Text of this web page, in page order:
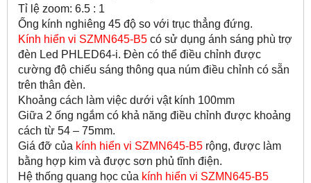
Tỉ lệ zoom: 6.5 : 1
Ống kính nghiêng 45 độ so với trục thẳng đứng.
Kính hiển vi SZMN645-B5 có sử dụng ánh sáng phù trợ
đèn Led PHLED64-i. Đèn có thể điều chỉnh được
cường độ chiếu sáng thông qua núm điều chỉnh có sẵn
trên thân đèn.
Khoảng cách làm việc dưới vật kính 100mm
Giữa 2 ống ngắm có khả năng điều chỉnh được khoảng
cách từ 54 – 75mm.
Giá đỡ của kính hiển vi SZMN645-B5 rộng, được làm
bằng hợp kim và được sơn phủ tĩnh điện.
Hệ thống quang học của kính hiển vi SZMN645-B5